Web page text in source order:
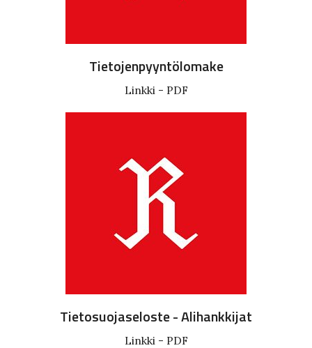
Tietojenpyyntölomake
Linkki - PDF
Tietosuojaseloste - Alihankkijat
Linkki - PDF